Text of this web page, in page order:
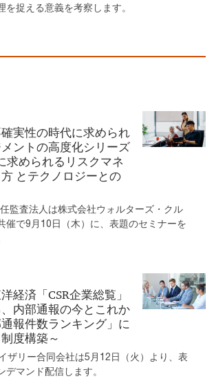
を捉える意義を考察します。
確実性の時代に求められ
ントの高度化シリーズ
求められるリスクマネ
とテクノロジーとの
監査法人は株式会社ウォルターズ・クル
催で9月10日（木）に、表題のセミナーを
経済「CSR企業総覧」
内部通報の今とこれか
報件数ランキング」に
度構築～
ザリー合同会社は5月12日（火）より、表
デマンド配信します。